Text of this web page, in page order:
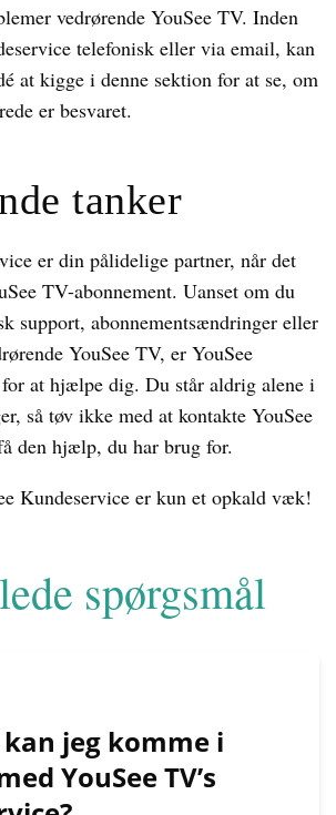
vedrørende YouSee TV. Inden
telefonisk eller via email, kan
at kigge i denne sektion for at se, om
er besvaret.
tanker
er din pålidelige partner, når det
TV-abonnement. Uanset om du
support, abonnementsændringer eller
YouSee TV, er YouSee
at hjælpe dig. Du står aldrig alene i
så tøv ikke med at kontakte YouSee
den hjælp, du har brug for.
Kundeservice er kun et opkald væk!
spørgsmål
jeg komme i
YouSee TV’s